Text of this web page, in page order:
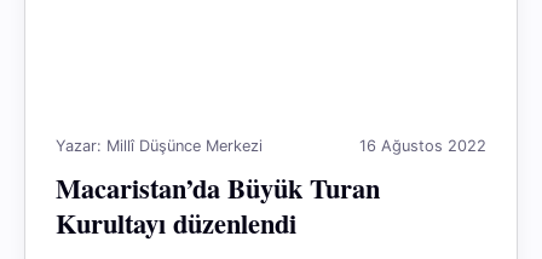
Yazar: Millî Düşünce Merkezi 16 Ağustos 2022
Macaristan’da Büyük Turan
Kurultayı düzenlendi